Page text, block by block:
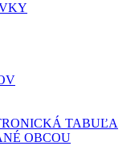
TABUĽA
OBCOU